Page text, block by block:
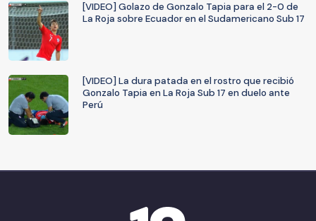
[VIDEO] Golazo de Gonzalo Tapia para el 2-0 de
La Roja sobre Ecuador en el Sudamericano Sub 17
[VIDEO] La dura patada en el rostro que recibió
Gonzalo Tapia en La Roja Sub 17 en duelo ante
Perú